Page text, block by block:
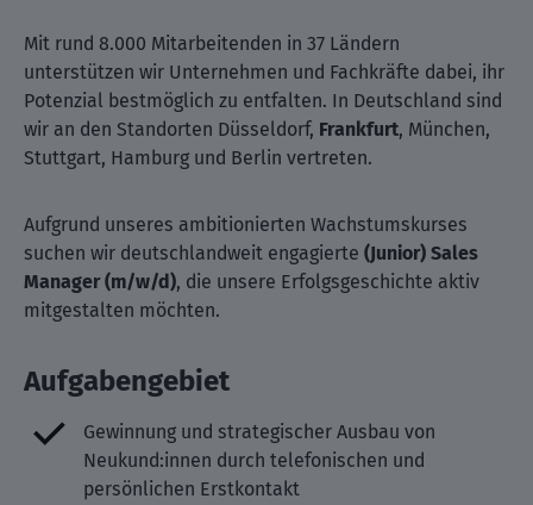
Mit rund 8.000 Mitarbeitenden in 37 Ländern
unterstützen wir Unternehmen und Fachkräfte dabei, ihr
Potenzial bestmöglich zu entfalten. In Deutschland sind
wir an den Standorten Düsseldorf, Frankfurt, München,
Stuttgart, Hamburg und Berlin vertreten.
Aufgrund unseres ambitionierten Wachstumskurses
suchen wir deutschlandweit engagierte (Junior) Sales
Manager (m/w/d), die unsere Erfolgsgeschichte aktiv
mitgestalten möchten.
Aufgabengebiet
Gewinnung und strategischer Ausbau von
Neukund:innen durch telefonischen und
persönlichen Erstkontakt